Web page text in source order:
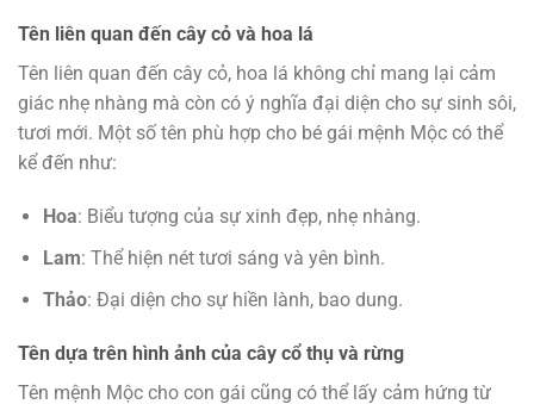
Tên liên quan đến cây cỏ và hoa lá
Tên liên quan đến cây cỏ, hoa lá không chỉ mang lại cảm
giác nhẹ nhàng mà còn có ý nghĩa đại diện cho sự sinh sôi,
tươi mới. Một số tên phù hợp cho bé gái mệnh Mộc có thể
kể đến như:
Hoa: Biểu tượng của sự xinh đẹp, nhẹ nhàng.
Lam: Thể hiện nét tươi sáng và yên bình.
Thảo: Đại diện cho sự hiền lành, bao dung.
Tên dựa trên hình ảnh của cây cổ thụ và rừng
Tên mệnh Mộc cho con gái cũng có thể lấy cảm hứng từ